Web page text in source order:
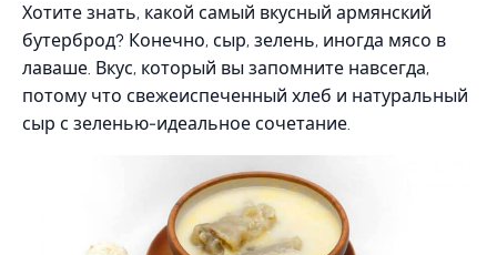
Хотите знать, какой самый вкусный армянский
бутерброд? Конечно, сыр, зелень, иногда мясо в
лаваше. Вкус, который вы запомните навсегда,
потому что свежеиспеченный хлеб и натуральный
сыр с зеленью-идеальное сочетание.